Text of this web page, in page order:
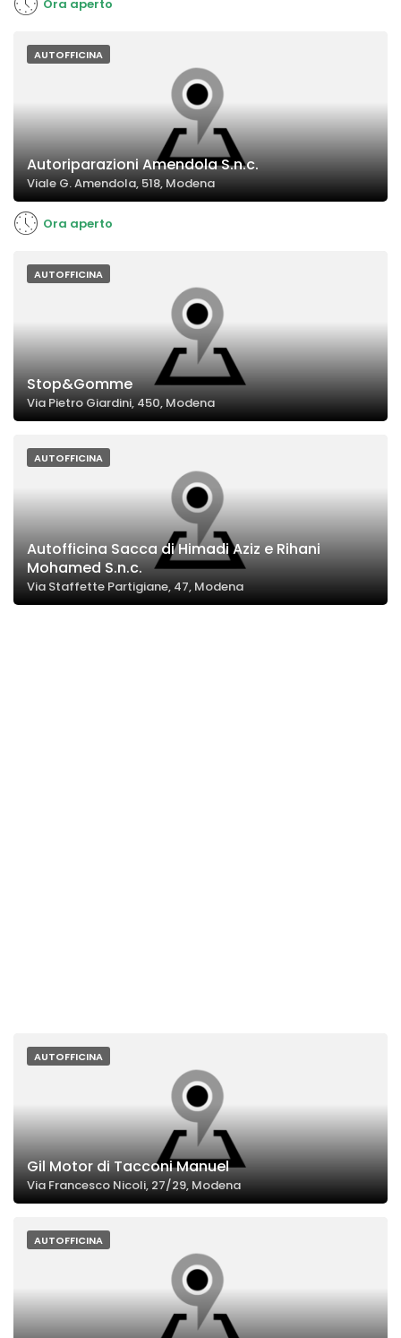
Ora aperto
AUTOFFICINA
Autoriparazioni Amendola S.n.c.
Viale G. Amendola, 518, Modena
Ora aperto
AUTOFFICINA
Stop&Gomme
Via Pietro Giardini, 450, Modena
AUTOFFICINA
Autofficina Sacca di Himadi Aziz e Rihani
Mohamed S.n.c.
Via Staffette Partigiane, 47, Modena
AUTOFFICINA
Gil Motor di Tacconi Manuel
Via Francesco Nicoli, 27/29, Modena
AUTOFFICINA